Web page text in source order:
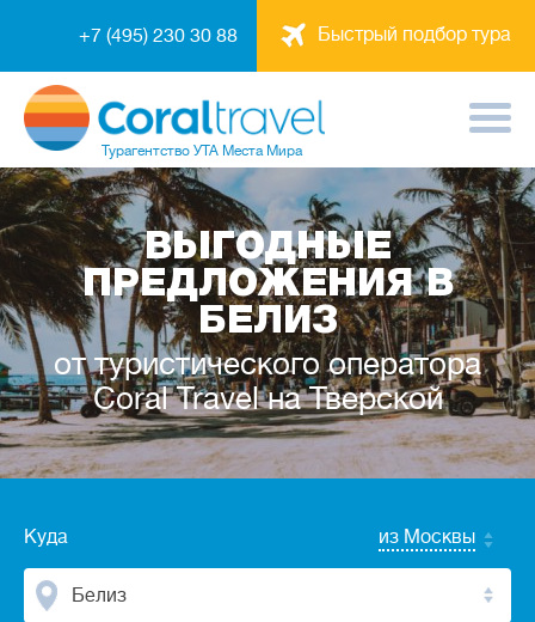
Быстрый подбор тура
+7 (495) 230 30 88
Турагентство УТА Места Мира
ВЫГОДНЫЕ
ПРЕДЛОЖЕНИЯ В
БЕЛИЗ
от туристического оператора
Coral Travel на Тверской
Куда из Москвы
Белиз